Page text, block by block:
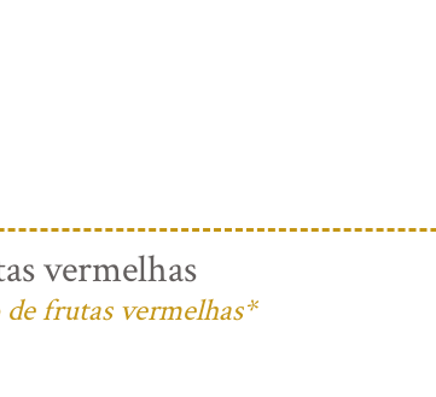
vermelhas
frutas vermelhas*